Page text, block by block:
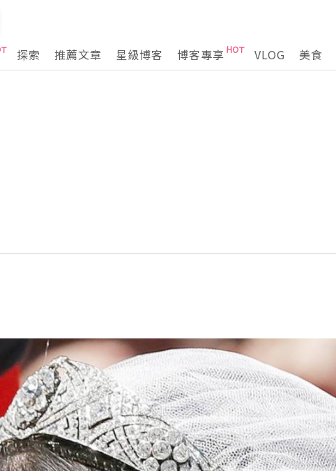
探索
推薦文章 星級博客 博客專享 VLOG 美食